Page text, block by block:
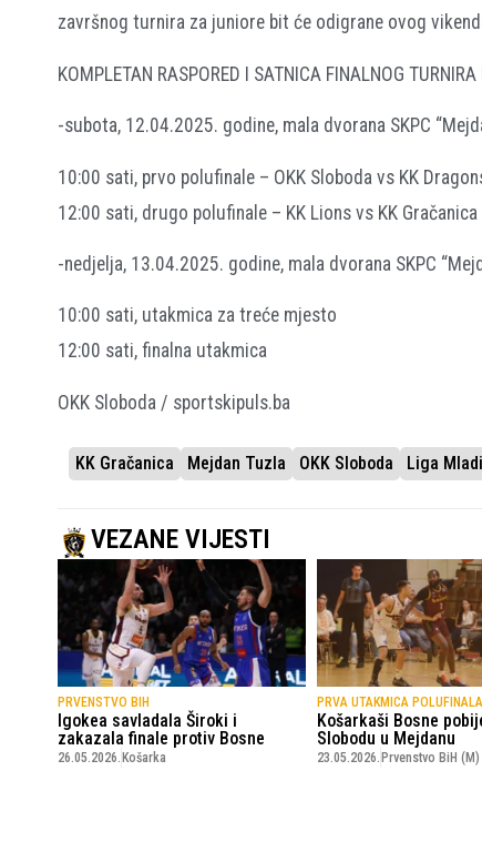
završnog turnira za juniore bit će odigrane ovog
KOMPLETAN RASPORED I SATNICA FINALNOG
-subota, 12.04.2025. godine, mala dvorana SKPC
10:00 sati, prvo polufinale – OKK Sloboda vs KK
12:00 sati, drugo polufinale – KK Lions vs KK Gračanica
-nedjelja, 13.04.2025. godine, mala dvorana SKPC
10:00 sati, utakmica za treće mjesto
12:00 sati, finalna utakmica
OKK Sloboda / sportskipuls.ba
KK Gračanica Mejdan Tuzla OKK Sloboda Liga
VEZANE VIJESTI
PRVENSTVO BIH
Igokea savladala Široki i
zakazala finale protiv Bosne
26.05.2026. Košarka
PRVA UTAKMICA
Košarkaši Bosne
Slobodu u Mejdanu
23.05.2026. Prvenstvo BiH (M)